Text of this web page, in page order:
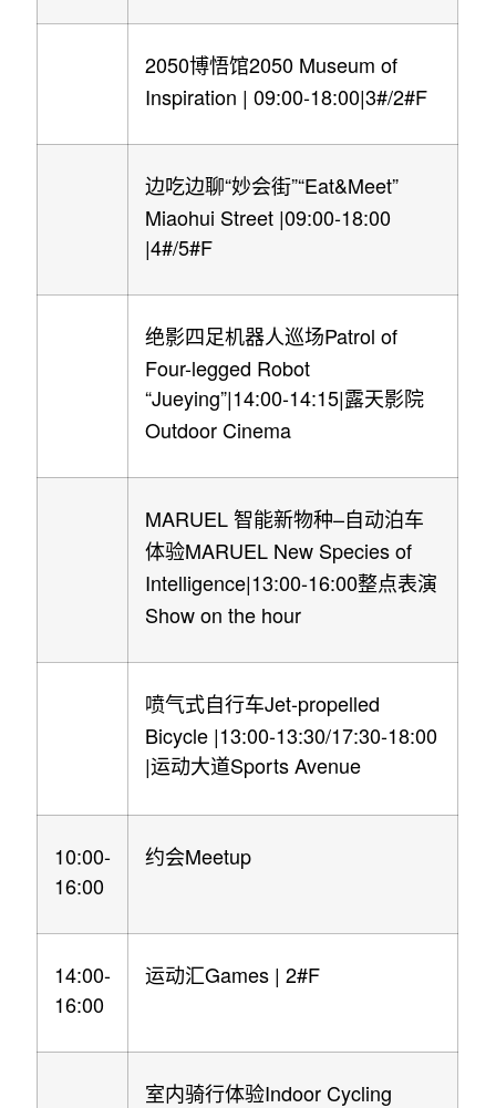
2050博悟馆2050 Museum of
Inspiration | 09:00-18:00|3#/2#F
边吃边聊“妙会街”“Eat&Meet”
Miaohui Street |09:00-18:00
|4#/5#F
绝影四足机器人巡场Patrol of
Four-legged Robot
“Jueying”|14:00-14:15|露天影院
Outdoor Cinema
MARUEL智能新物种–自动泊车
体验MARUEL New Species of
Intelligence|13:00-16:00整点表演
Show on the hour
喷气式自行车Jet-propelled
Bicycle |13:00-13:30/17:30-18:00
|运动大道Sports Avenue
10:00-
16:00
约会Meetup
14:00-
16:00
运动汇Games | 2#F
室内骑行体验Indoor Cycling